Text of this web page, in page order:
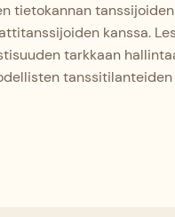
tietokannan
kanssa.
tarkkaan
tanssitilanteiden